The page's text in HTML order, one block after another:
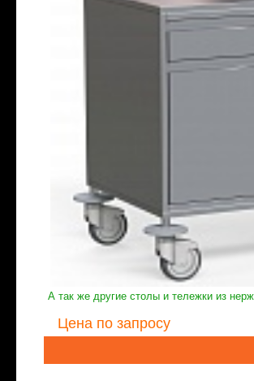
А так же другие столы и тележки из
Цена по запросу